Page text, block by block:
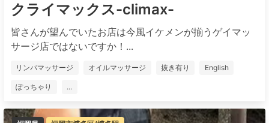
クライマックス-climax-
皆さんが望んでいたお店は今風イケメンが揃うゲイマッ
サージ店ではないですか！...
リンパマッサージ オイルマッサージ 抜き有り English
ぽっちゃり ...